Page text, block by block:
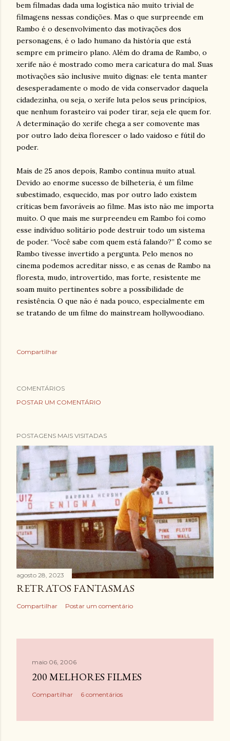
bem filmadas dada uma logística não muito trivial de
filmagens nessas condições. Mas o que surpreende em
Rambo é o desenvolvimento das motivações dos
personagens, é o lado humano da história que está
sempre em primeiro plano. Além do drama de Rambo, o
xerife não é mostrado como mera caricatura do mal. Suas
motivações são inclusive muito dignas: ele tenta manter
desesperadamente o modo de vida conservador daquela
cidadezinha, ou seja, o xerife luta pelos seus princípios,
que nenhum forasteiro vai poder tirar, seja ele quem for.
A determinação do xerife chega a ser comovente mas
por outro lado deixa florescer o lado vaidoso e fútil do
poder.
Mais de 25 anos depois, Rambo continua muito atual.
Devido ao enorme sucesso de bilheteria, é um filme
subestimado, esquecido, mas por outro lado existem
críticas bem favoráveis ao filme. Mas isto não me importa
muito. O que mais me surpreendeu em Rambo foi como
esse indivíduo solitário pode destruir todo um sistema
de poder. “Você sabe com quem está falando?” É como se
Rambo tivesse invertido a pergunta. Pelo menos no
cinema podemos acreditar nisso, e as cenas de Rambo na
floresta, mudo, introvertido, mas forte, resistente me
soam muito pertinentes sobre a possibilidade de
resistência. O que não é nada pouco, especialmente em
se tratando de um filme do mainstream hollywoodiano.
Compartilhar
COMENTÁRIOS
POSTAR UM COMENTÁRIO
POSTAGENS MAIS VISITADAS
agosto 28, 2023
RETRATOS FANTASMAS
Compartilhar Postar um comentário
maio 06, 2006
200 MELHORES FILMES
Compartilhar 6 comentários